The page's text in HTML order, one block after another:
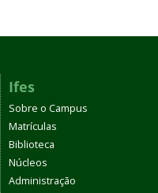
Ifes
Sobre o Campus
Matrículas
Biblioteca
Núcleos
Administração